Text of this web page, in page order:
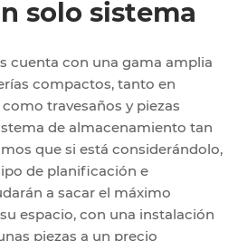
solo sistema
cuenta con una gama amplia
compactos, tanto en
travesaños y piezas
de almacenamiento tan
que si está considerándolo,
de planificación e
a sacar el máximo
espacio, con una instalación
piezas a un precio